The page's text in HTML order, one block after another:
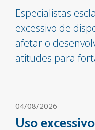
Especialistas
excessivo de
afetar o
atitudes para
04/08/2026
Uso